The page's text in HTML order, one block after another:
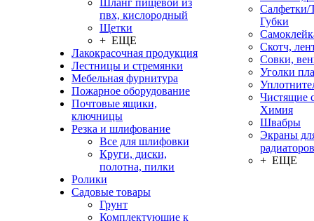
Шланг пищевой из
пвх, кислородный
Щетки
+ ЕЩЕ
Лакокрасочная продукция
Лестницы и стремянки
Мебельная фурнитура
Пожарное оборудование
Почтовые ящики,
ключницы
Резка и шлифование
Все для шлифовки
Круги, диски,
полотна, пилки
Ролики
Садовые товары
Грунт
Комплектующие к
Салфетки/
Губки
Скотч,
Совки,
Уголки
Чистящие
Химия
Швабры
Экраны
радиаторов
+ ЕЩЕ